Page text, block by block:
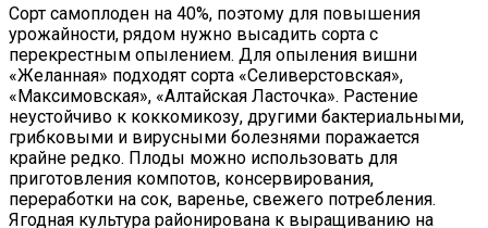
Сорт самоплоден на 40%, поэтому для повышения
урожайности, рядом нужно высадить сорта с
перекрестным опылением. Для опыления вишни
«Желанная» подходят сорта «Селиверстовская»,
«Максимовская», «Алтайская Ласточка». Растение
неустойчиво к коккомикозу, другими бактериальными,
грибковыми и вирусными болезнями поражается
крайне редко. Плоды можно использовать для
приготовления компотов, консервирования,
переработки на сок, варенье, свежего потребления.
Ягодная культура районирована к выращиванию на